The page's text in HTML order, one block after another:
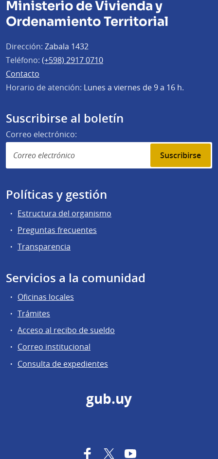
Ministerio de Vivienda y
Ordenamiento Territorial
Dirección: Zabala 1432
Teléfono: (+598) 2917 0710
Contacto
Horario de atención: Lunes a viernes de 9 a 16 h.
Suscribirse al boletín
Correo electrónico:
Suscribirse
Políticas y gestión
Estructura del organismo
Preguntas frecuentes
Transparencia
Servicios a la comunidad
Oficinas locales
Trámites
Acceso al recibo de sueldo
Correo institucional
Consulta de expedientes
gub.uy
FacebookTwitterYouTube